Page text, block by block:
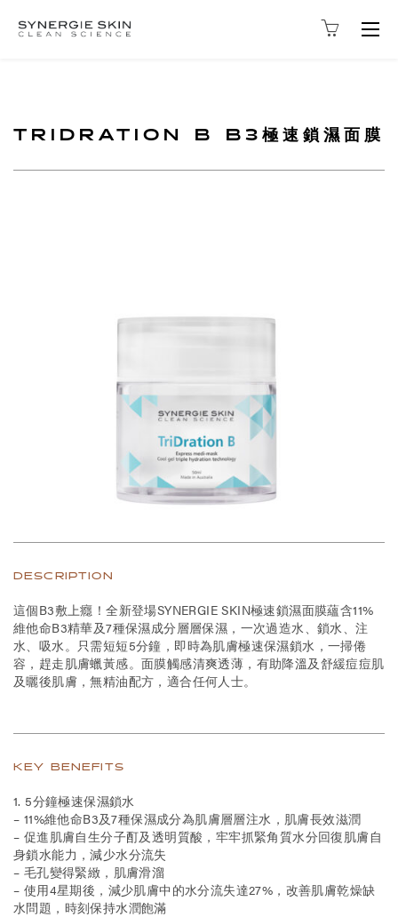
TRIDRATION B B3極速鎖濕面膜
DESCRIPTION
這個B3敷上癮！全新登場SYNERGIE SKIN極速鎖濕面膜蘊含11%
維他命B3精華及7種保濕成分層層保濕，一次過造水、鎖水、注
水、吸水。只需短短5分鐘，即時為肌膚極速保濕鎖水，一掃倦
容，趕走肌膚蠟黃感。面膜觸感清爽透薄，有助降溫及舒緩痘痘肌
及曬後肌膚，無精油配方，適合任何人士。
KEY BENEFITS
1. 5分鐘極速保濕鎖水
– 11%維他命B3及7種保濕成分為肌膚層層注水，肌膚長效滋潤
– 促進肌膚自生分子酊及透明質酸，牢牢抓緊角質水分回復肌膚自
身鎖水能力，減少水分流失
– 毛孔變得緊緻，肌膚滑溜
– 使用4星期後，減少肌膚中的水分流失達27%，改善肌膚乾燥缺
水問題，時刻保持水潤飽滿